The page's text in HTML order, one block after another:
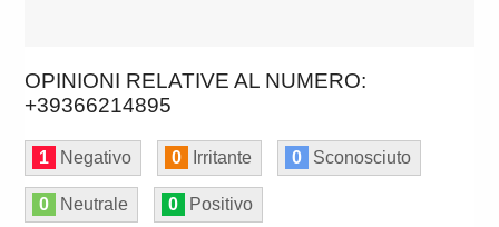
OPINIONI RELATIVE AL NUMERO:
+39366214895
1 Negativo 0 Irritante 0 Sconosciuto
0 Neutrale 0 Positivo